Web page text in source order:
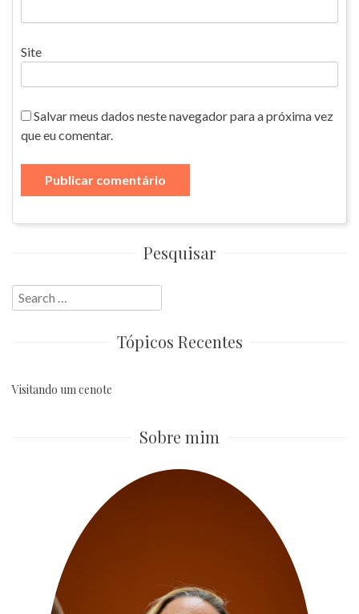
Site
Salvar meus dados neste navegador para a próxima vez
que eu comentar.
Pesquisar
Search
for:
Tópicos Recentes
Visitando um cenote
Sobre mim